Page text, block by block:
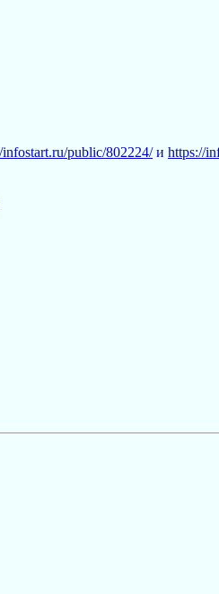
infostart.ru/public/802224/и https://